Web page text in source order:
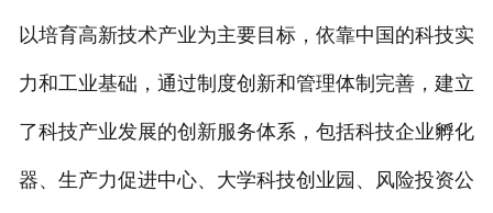
以培育高新技术产业为主要目标，依靠中国的科技实
力和工业基础，通过制度创新和管理体制完善，建立
了科技产业发展的创新服务体系，包括科技企业孵化
器、生产力促进中心、大学科技创业园、风险投资公